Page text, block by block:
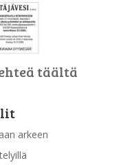
täältä
arkeen